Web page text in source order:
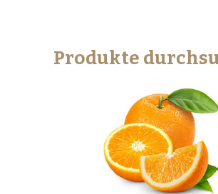
Produkte